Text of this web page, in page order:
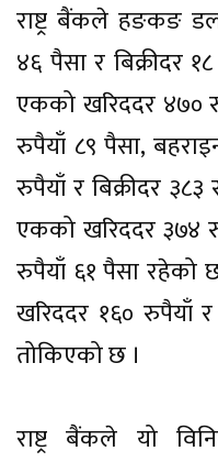
राष्ट्र बैंकले हङकङ
४६ पैसा र बिक्रीदर
एकको खरिददर ४७०
रुपैयाँ ८९ पैसा,
रुपैयाँ र बिक्रीदर
एकको खरिददर ३७४
रुपैयाँ ६१ पैसा रहेको
खरिददर १६० रुपैयाँ
तोकिएको छ ।
राष्ट्र बैंकले यो